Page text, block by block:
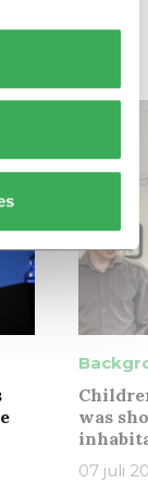
was
07 juli